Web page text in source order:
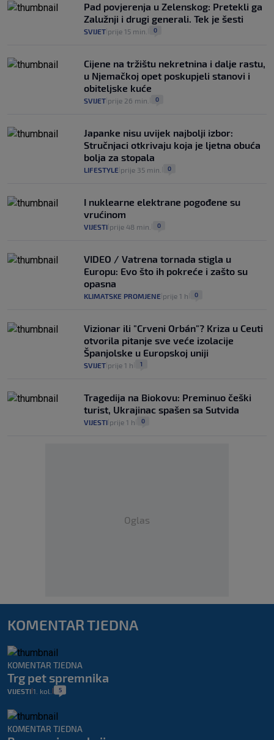
Pad povjerenja u Zelenskog: Pretekli ga
Zalužnji i drugi generali. Tek je šesti
SVIJET prije 15 min. 0
Cijene na tržištu nekretnina i dalje rastu,
u Njemačkoj opet poskupjeli stanovi i
obiteljske kuće
SVIJET prije 26 min. 0
Japanke nisu uvijek najbolji izbor:
Stručnjaci otkrivaju koja je ljetna obuća
bolja za stopala
LIFESTYLE prije 35 min. 0
I nuklearne elektrane pogođene su
vrućinom
VIJESTI prije 48 min. 0
VIDEO / Vatrena tornada stigla u
Europu: Evo što ih pokreće i zašto su
opasna
KLIMATSKE PROMJENE prije 1 h 0
Vizionar ili "Crveni Orbán"? Kriza u Ceuti
otvorila pitanje sve veće izolacije
Španjolske u Europskoj uniji
SVIJET prije 1 h 1
Tragedija na Biokovu: Preminuo češki
turist, Ukrajinac spašen sa Sutvida
VIJESTI prije 1 h 0
Oglas
KOMENTAR TJEDNA
KOMENTAR TJEDNA
Trg pet spremnika
VIJESTI 1. kol. 5
KOMENTAR TJEDNA